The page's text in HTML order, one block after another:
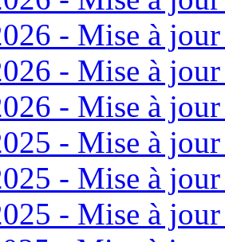
- Mise à
- Mise à
- Mise à
- Mise à
- Mise à
- Mise à